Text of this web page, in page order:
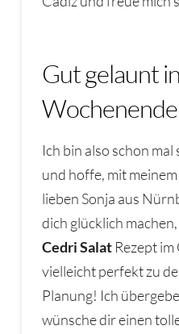
Gut gelaunt
Wochenende
Ich bin also schon
und hoffe, mit
lieben Sonja aus
dich glücklich
Cedri SalatRezept im
vielleicht perfekt zu
Planung! Ich
wünsche dir einen